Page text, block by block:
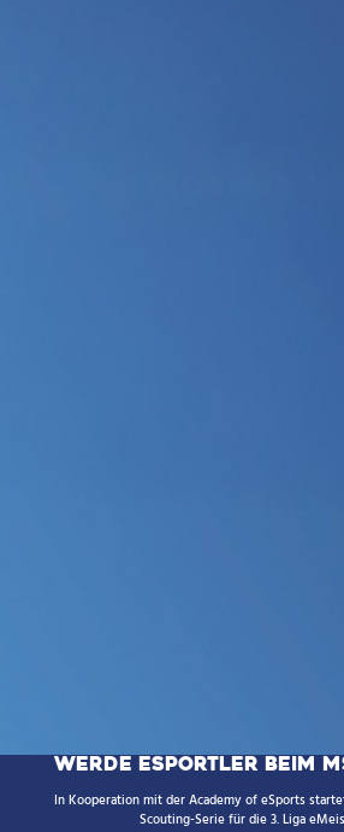
WERDE ESPORTLER BEIM
In Kooperation mit der Academy of eSports
Scouting-Serie für die 3. Liga